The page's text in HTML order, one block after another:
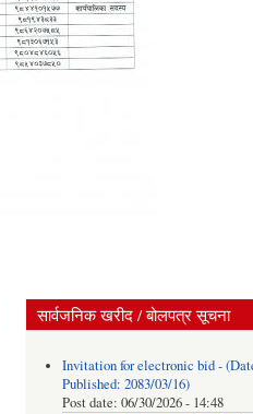
सार्वजनिक खरीद / बोलपत्र सूचना
Invitation for electronic bid -
Published: 2083/03/16)
Post date: 06/30/2026 - 14:48